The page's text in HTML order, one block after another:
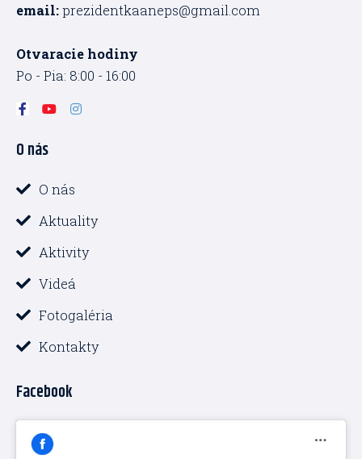
email:prezidentkaaneps@gmail.com
Otvaracie hodiny
Po - Pia: 8:00 - 16:00
F
a
e
b
o
k
f
Y
u
e
I
n
O nás
O nás
Aktuality
Aktivity
Videá
Fotogaléria
Kontakty
Facebook